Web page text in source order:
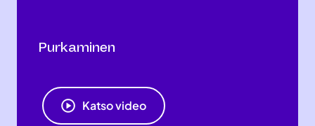
Purkaminen
Katso video